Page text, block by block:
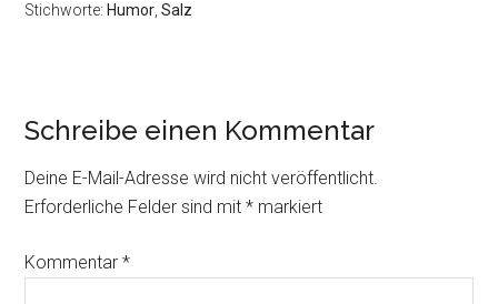
Stichworte: Humor ,Salz
Schreibe einen Kommentar
Deine E-Mail-Adresse wird nicht veröffentlicht.
Erforderliche Felder sind mit* markiert
Kommentar*